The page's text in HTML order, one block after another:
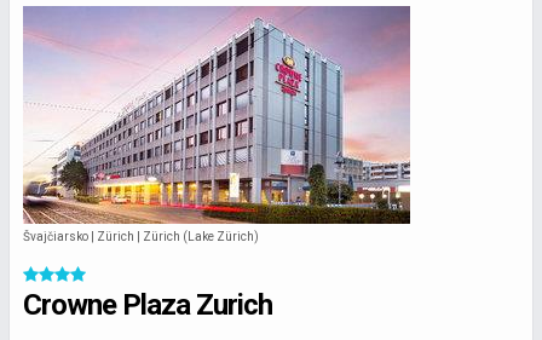
Švajčiarsko | Zürich | Zürich (Lake Zürich)
Crowne Plaza Zurich